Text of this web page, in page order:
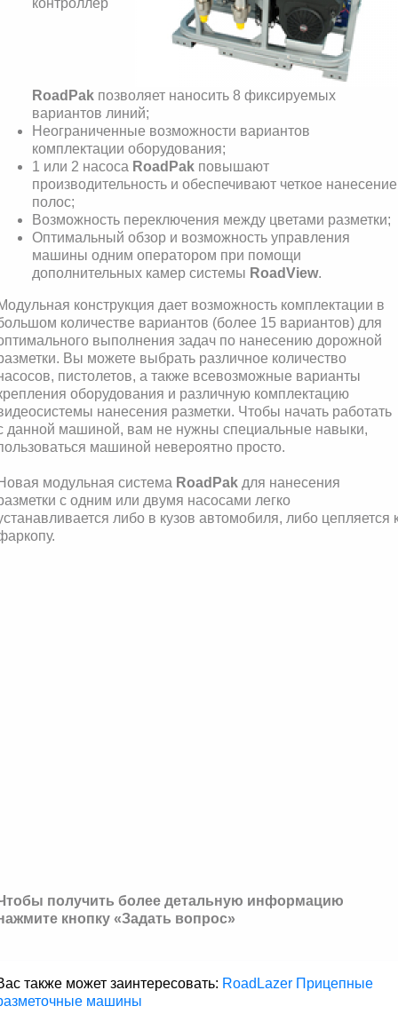
контроллер
RoadPak позволяет наносить 8 фиксируемых
вариантов линий;
Неограниченные возможности вариантов
комплектации оборудования;
1 или 2 насоса RoadPak повышают
производительность и обеспечивают четкое
полос;
Возможность переключения между цветами разметки;
Оптимальный обзор и возможность управления
машины одним оператором при помощи
дополнительных камер системы RoadView.
конструкция дает возможность комплектации в
количестве вариантов (более 15 вариантов) для
выполнения задач по нанесению дорожной
Вы можете выбрать различное количество
пистолетов, а также всевозможные варианты
оборудования и различную комплектацию
нанесения разметки. Чтобы начать работать
данной машиной, вам не нужны специальные навыки,
машиной невероятно просто.
модульная система RoadPak для нанесения
с одним или двумя насосами легко
либо в кузов автомобиля, либо цепляется
получить более детальную информацию
кнопку «Задать вопрос»
также может заинтересовать: RoadLazer Прицепные
машины